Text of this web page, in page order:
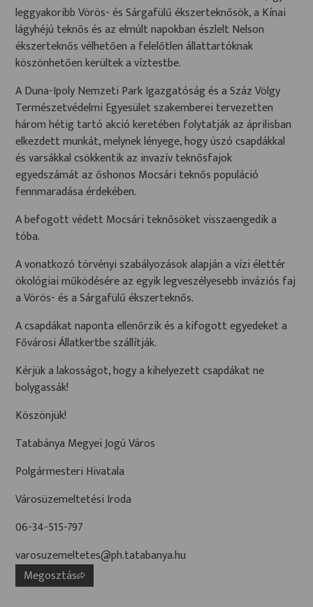
leggyakoribb Vörös- és Sárgafülű ékszerteknősök, a Kínai
lágyhéjú teknős és az elmúlt napokban észlelt Nelson
ékszerteknős vélhetően a felelőtlen állattartóknak
köszönhetően kerültek a víztestbe.
A Duna-Ipoly Nemzeti Park Igazgatóság és a Száz Völgy
Természetvédelmi Egyesület szakemberei tervezetten
három hétig tartó akció keretében folytatják az áprilisban
elkezdett munkát, melynek lényege, hogy úszó csapdákkal
és varsákkal csökkentik az invazív teknősfajok
egyedszámát az őshonos Mocsári teknős populáció
fennmaradása érdekében.
A befogott védett Mocsári teknősöket visszaengedik a
tóba.
A vonatkozó törvényi szabályozások alapján a vízi élettér
ökológiai működésére az egyik legveszélyesebb inváziós faj
a Vörös- és a Sárgafülű ékszerteknős.
A csapdákat naponta ellenőrzik és a kifogott egyedeket a
Fővárosi Állatkertbe szállítják.
Kérjük a lakosságot, hogy a kihelyezett csapdákat ne
bolygassák!
Köszönjük!
Tatabánya Megyei Jogú Város
Polgármesteri Hivatala
Városüzemeltetési Iroda
06-34-515-797
varosuzemeltetes@ph.tatabanya.hu
Megosztás